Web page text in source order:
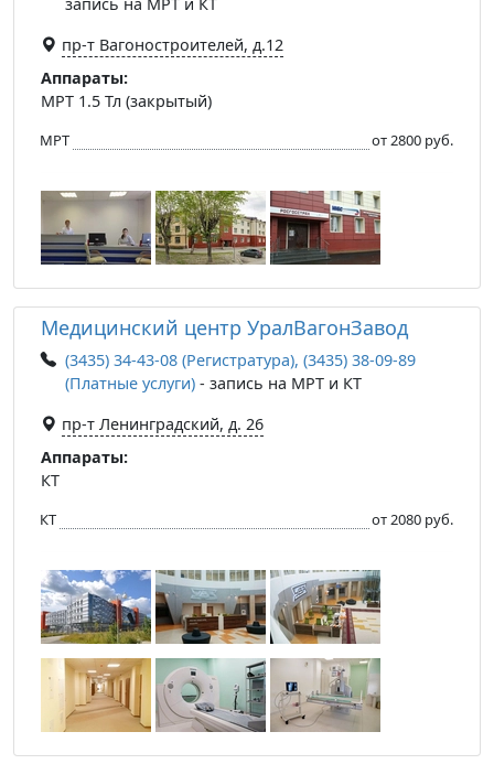
пр-т Вагоностроителей, д.12
Аппараты:
МРТ 1.5 Тл (закрытый)
МРТ от 2800 руб.
Медицинский центр УралВагонЗавод
(3435) 34-43-08 (Регистратура), (3435) 38-09-89
(Платные услуги) - запись на МРТ и КТ
пр-т Ленинградский, д. 26
Аппараты:
КТ
КТ от 2080 руб.